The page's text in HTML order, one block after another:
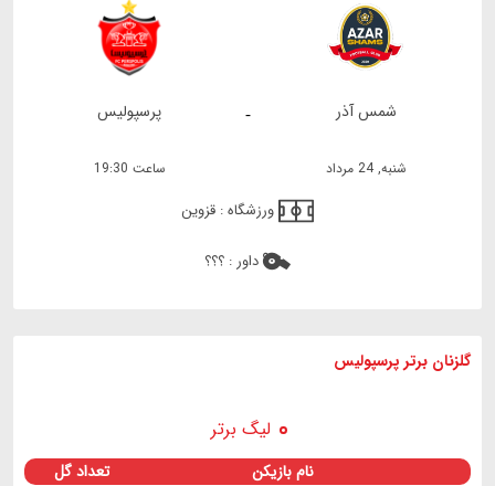
- شمس آذر پرسپولیس
شنبه, 24 مرداد ساعت 19:30
ورزشگاه : قزوین
داور : ؟؟؟
گلزنان برتر پرسپولیس
لیگ برتر
نام بازیکن تعداد گل